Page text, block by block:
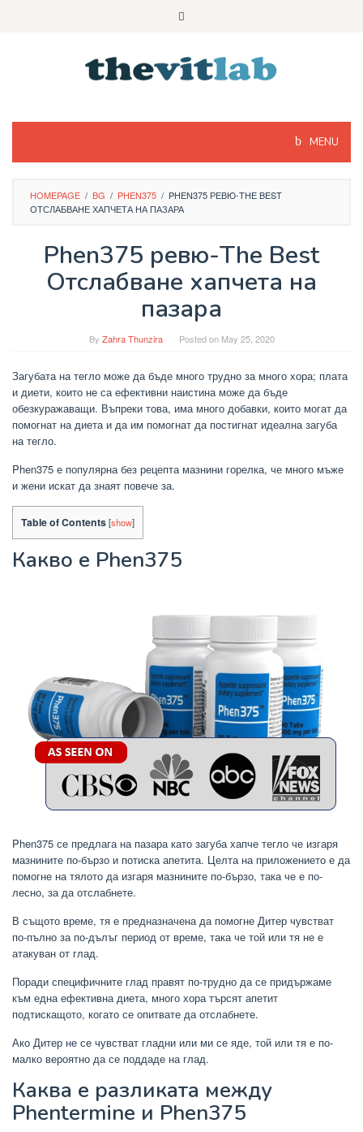
MENU
HOMEPAGE / BG / PHEN375 / PHEN375 РЕВЮ-THE BEST
ОТСЛАБВАНЕ ХАПЧЕТА НА ПАЗАРА
Phen375 ревю-The Best
Отслабване хапчета на
пазара
By Zahra Thunzira Posted on May 25, 2020
Загубата на тегло може да бъде много трудно за много хора; плата
и диети, които не са ефективни наистина може да бъде
обезкуражаващи. Въпреки това, има много добавки, които могат да
помогнат на диета и да им помогнат да постигнат идеална загуба
на тегло.
Phen375 е популярна без рецепта мазнини горелка, че много мъже
и жени искат да знаят повече за.
Table of Contents[show]
Какво е Phen375
Phen375 се предлага на пазара като загуба хапче тегло че изгаря
мазнините по-бързо и потиска апетита. Целта на приложението е да
помогне на тялото да изгаря мазнините по-бързо, така че е по-
лесно, за да отслабнете.
В същото време, тя е предназначена да помогне Дитер чувстват
по-пълно за по-дълъг период от време, така че той или тя не е
атакуван от глад.
Поради специфичните глад правят по-трудно да се придържаме
към една ефективна диета, много хора търсят апетит
подтискащото, когато се опитвате да отслабнете.
Ако Дитер не се чувстват гладни или ми се яде, той или тя е по-
малко вероятно да се поддаде на глад.
Каква е разликата между
Phentermine и Phen375